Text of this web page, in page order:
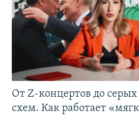
От Z-концертов до
схем. Как работает